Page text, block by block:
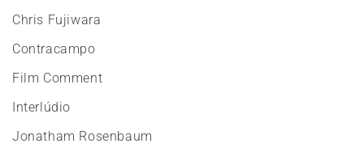
Chris Fujiwara
Contracampo
Film Comment
Interlúdio
Jonatham Rosenbaum